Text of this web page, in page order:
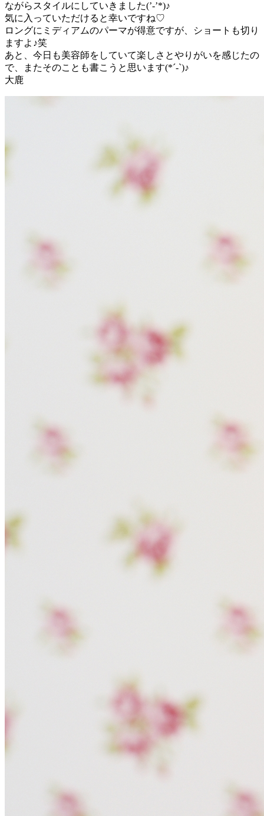
ながらスタイルにしていきました(’-’*)♪
気に入っていただけると幸いですね♡
ロングにミディアムのパーマが得意ですが、ショートも切り
ますよ♪笑
あと、今日も美容師をしていて楽しさとやりがいを感じたの
で、またそのことも書こうと思います(*´-`)♪
大鹿